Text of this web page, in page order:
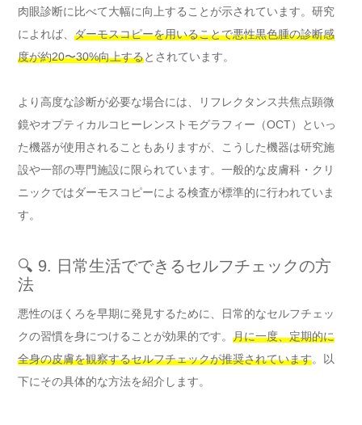
肉眼診断に比べて大幅に向上することが示されています。研究
によれば、 ダーモスコピーを用いることで悪性黒色腫の診断感
度が約20〜30%向上するとされています。
より高度な診断が必要な場合には、リフレクタンス共焦点顕微
鏡やオプティカルコヒーレンストモグラフィー（OCT）といっ
た機器が使用されることもありますが、こうした機器は研究施
設や一部の専門施設に限られています。一般的な皮膚科・クリ
ニックではダーモスコピーによる検査が標準的に行われていま
す。
🔍 9. 日常生活でできるセルフチェックの方
法
悪性のほくろを早期に発見するために、日常的なセルフチェッ
クの習慣を身につけることが効果的です。 月に一度、定期的に
全身の皮膚を観察するセルフチェックが推奨されています。以
下にその具体的な方法を紹介します。